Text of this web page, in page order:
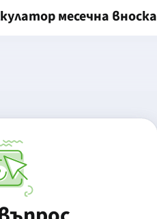
месечна вноска